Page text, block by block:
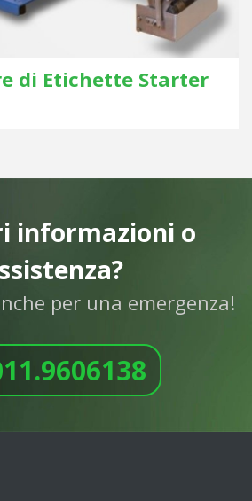
di Etichette Starter
informazioni o
per una emergenza!